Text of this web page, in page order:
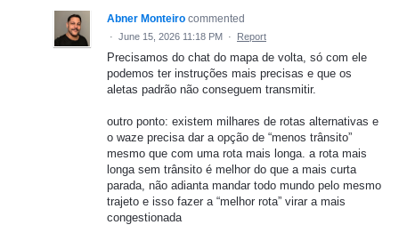
Abner Monteiro commented
· June 15, 2026 11:18 PM · Report
Precisamos do chat do mapa de volta, só com ele
podemos ter instruções mais precisas e que os
aletas padrão não conseguem transmitir.
outro ponto: existem milhares de rotas alternativas e
o waze precisa dar a opção de “menos trânsito”
mesmo que com uma rota mais longa. a rota mais
longa sem trânsito é melhor do que a mais curta
parada, não adianta mandar todo mundo pelo mesmo
trajeto e isso fazer a “melhor rota” virar a mais
congestionada